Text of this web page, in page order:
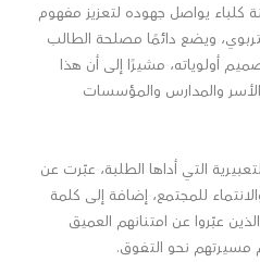
كلباء يواصل جهوده لتعزيز مفهوم
ويضع دائمًا مصلحة الطالب
أولوياته، مشيرًا إلى أن هذا
والمدارس والمؤسسات
التي أداها الطلبة، عبّرت عن
للمجتمع، إضافة إلى كلمة
عبّروا عن امتنانهم العميق
نحو التفوق.